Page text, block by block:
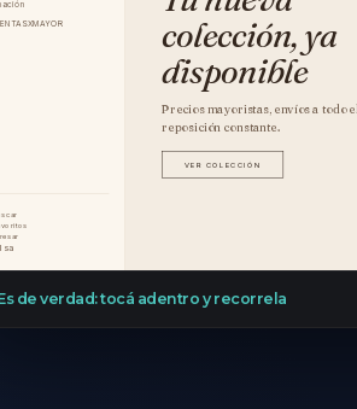
de verdad: tocá adentro y recorrela